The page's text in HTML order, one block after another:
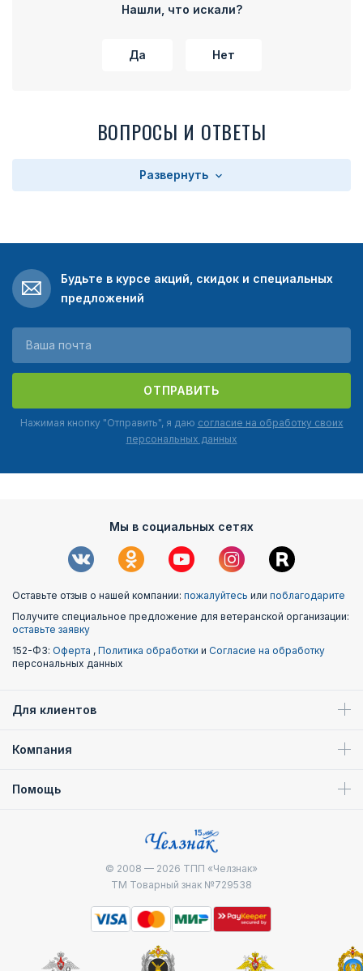
Нашли, что искали?
Да Нет
ВОПРОСЫ И ОТВЕТЫ
Развернуть
Будьте в курсе акций, скидок и специальных
предложений
ОТПРАВИТЬ
Нажимая кнопку "Отправить", я даю согласие на обработку своих
персональных данных
Мы в социальных сетях
Оставьте отзыв о нашей компании: пожалуйтесь или поблагодарите
Получите специальное предложение для ветеранской организации:
оставьте заявку
152-ФЗ: Оферта , Политика обработки и Согласие на обработку
персональных данных
Для клиентов
Компания
Помощь
© 2008 — 2026 ТПП «Челзнак»
ТМ Товарный знак №729538